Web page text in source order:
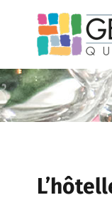
contenu